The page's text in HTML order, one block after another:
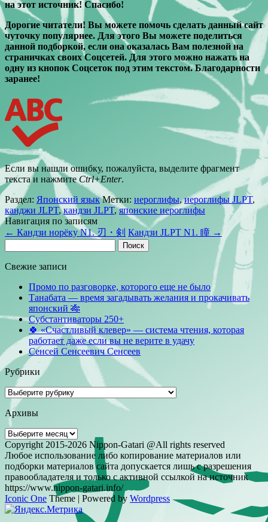
на этот источник! Спасибо!
Дорогие читатели! Вы можете помочь сделать данный сайт
чуточку популярнее. Для этого Вы можете поделиться
данной подборкой, если она оказалась Вам полезной на
страничках своих Соцсетей. Для этого можно нажать на
одну из кнопок Соцсеток под этим текстом. Благодарности
заранее!
Если вы нашли ошибку, пожалуйста, выделите фрагмент
текста и нажмите Ctrl+Enter.
Раздел: Японский язык Метки: иероглифы,иероглифы JLPT,
канджи JLPT,кандзи JLPT,японские иероглифы
Навигация по записям
← Кандзи норёку N1. 刃・剣 Кандзи JLPT N1. 瞳 →
Свежие записи
Промо по разговорке, которого еще не было
Танабата — время загадывать желания и прокачивать
японский 🎋
Субстантиваторы 250+
🍀 «Счастливый клевер» — система чтения, которая
работает даже если вы не верите в удачу
Сенсей Сенсеевич Сенсеев
Рубрики
Рубрики
Архивы
Архивы
Copyright 2015-2026 Nippon-Gatari @All rights reserved
Любое использование либо копирование материалов или
подборки материалов сайта допускается лишь с разрешения
правообладателя и только с активной ссылкой на источник
https://www.nippon-gatari.info/
Iconic One Theme | Powered by Wordpress